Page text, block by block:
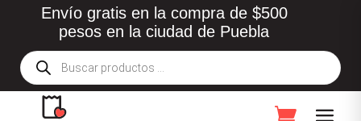
Envío gratis en la compra de $500
pesos en la ciudad de Puebla
Búsqueda
de
productos